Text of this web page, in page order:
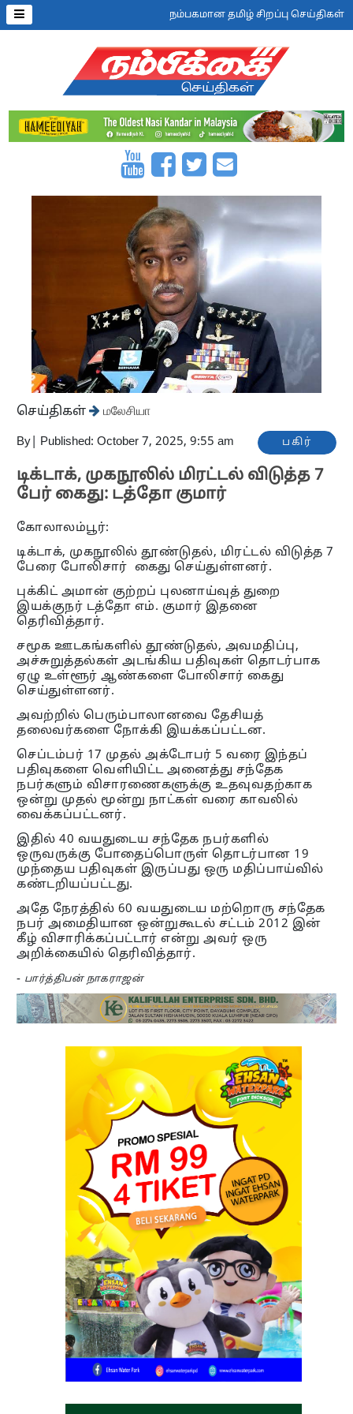
நம்பகமான தமிழ் சிறப்பு செய்திகள்
செய்திகள் மலேசியா
By Published: October 7, 2025, 9:55 am பகிர்
டிக்டாக், முகநூலில் மிரட்டல் விடுத்த 7
பேர் கைது: டத்தோ குமார்
கோலாலம்பூர்:
டிக்டாக், முகநூலில் தூண்டுதல், மிரட்டல் விடுத்த 7
பேரை போலிசார் கைது செய்துள்ளனர்.
புக்கிட் அமான் குற்றப் புலனாய்வுத் துறை
இயக்குநர் டத்தோ எம். குமார் இதனை
தெரிவித்தார்.
சமூக ஊடகங்களில் தூண்டுதல், அவமதிப்பு,
அச்சுறுத்தல்கள் அடங்கிய பதிவுகள் தொடர்பாக
ஏழு உள்ளூர் ஆண்களை போலிசார் கைது
செய்துள்ளனர்.
அவற்றில் பெரும்பாலானவை தேசியத்
தலைவர்களை நோக்கி இயக்கப்பட்டன.
செப்டம்பர் 17 முதல் அக்டோபர் 5 வரை இந்தப்
பதிவுகளை வெளியிட்ட அனைத்து சந்தேக
நபர்களும் விசாரணைகளுக்கு உதவுவதற்காக
ஒன்று முதல் மூன்று நாட்கள் வரை காவலில்
வைக்கப்பட்டனர்.
இதில் 40 வயதுடைய சந்தேக நபர்களில்
ஒருவருக்கு போதைப்பொருள் தொடர்பான 19
முந்தைய பதிவுகள் இருப்பது ஒரு மதிப்பாய்வில்
கண்டறியப்பட்டது.
அதே நேரத்தில் 60 வயதுடைய மற்றொரு சந்தேக
நபர் அமைதியான ஒன்றுகூடல் சட்டம் 2012 இன்
கீழ் விசாரிக்கப்பட்டார் என்று அவர் ஒரு
அறிக்கையில் தெரிவித்தார்.
- பார்த்திபன் நாகராஜன்